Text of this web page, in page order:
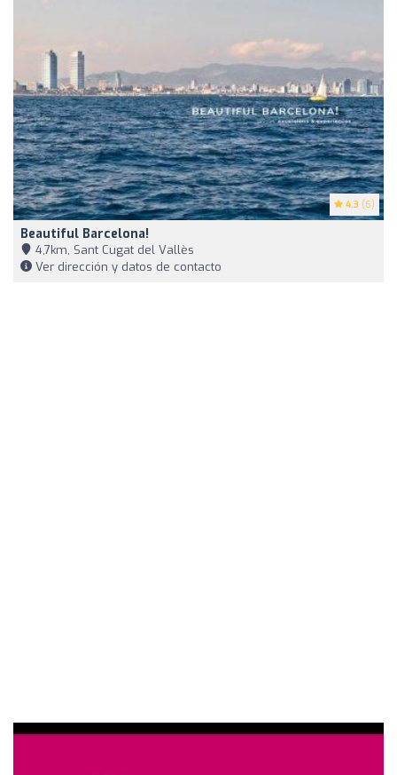
4.3 (6)
Beautiful Barcelona!
4,7km, Sant Cugat del Vallès
Ver dirección y datos de contacto